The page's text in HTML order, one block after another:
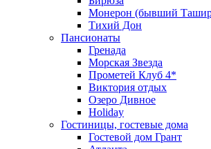
Монерон (бывший
Тихий Дон
Пансионаты
Гренада
Морская Звезда
Прометей Клуб 4*
Виктория отдых
Озеро Дивное
Holiday
Гостиницы, гостевые дома
Гостевой дом Грант